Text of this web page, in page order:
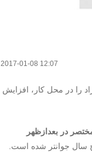
2017-01-08 12:07
را در محل کار، افزایش
در بعدازظهر
سال جوانتر شده است.